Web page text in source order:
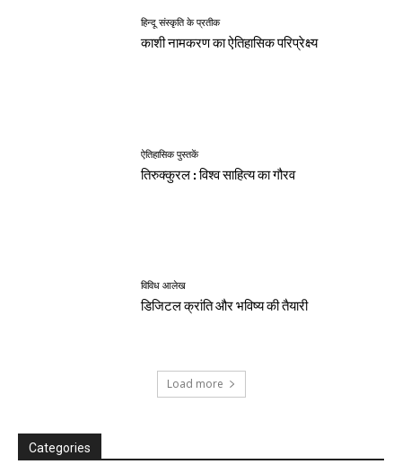
हिन्दू संस्कृति के प्रतीक
काशी नामकरण का ऐतिहासिक परिप्रेक्ष्य
ऐतिहासिक पुस्तकें
तिरुक्कुरल : विश्व साहित्य का गौरव
विविध आलेख
डिजिटल क्रांति और भविष्य की तैयारी
Load more
Categories